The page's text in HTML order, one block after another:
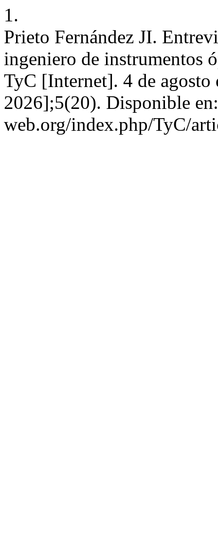
1.
Prieto Fernández JI.
ingeniero de instrumentos
TyC [Internet]. 4 de agosto
2026];5(20). Disponible
web.org/index.php/TyC/